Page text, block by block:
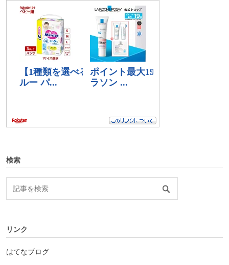
検索
リンク
はてなブログ